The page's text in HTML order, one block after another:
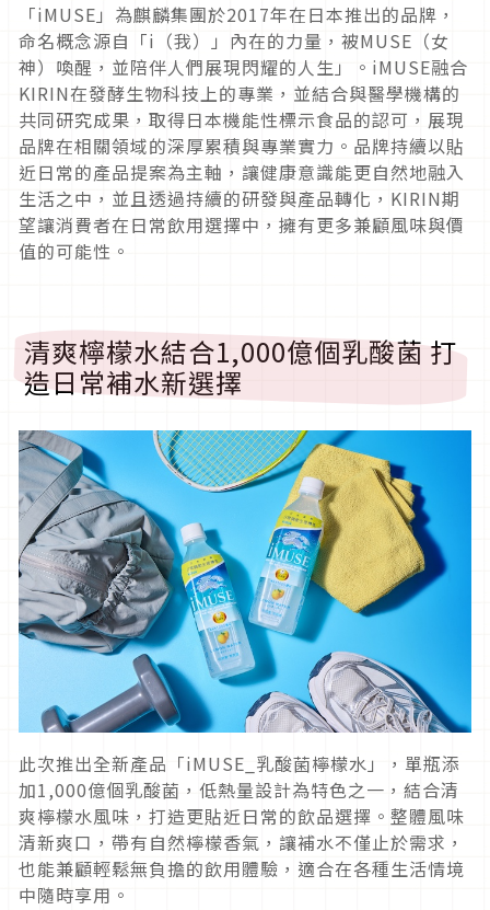
「iMUSE」為麒麟集團於2017年在日本推出的品牌，
命名概念源自「i（我）」內在的力量，被MUSE（女
神）喚醒，並陪伴人們展現閃耀的人生」。iMUSE融合
KIRIN在發酵生物科技上的專業，並結合與醫學機構的
共同研究成果，取得日本機能性標示食品的認可，展現
品牌在相關領域的深厚累積與專業實力。品牌持續以貼
近日常的產品提案為主軸，讓健康意識能更自然地融入
生活之中，並且透過持續的研發與產品轉化，KIRIN期
望讓消費者在日常飲用選擇中，擁有更多兼顧風味與價
值的可能性。
清爽檸檬水結合1,000億個乳酸菌 打
造日常補水新選擇
此次推出全新產品「iMUSE_乳酸菌檸檬水」，單瓶添
加1,000億個乳酸菌，低熱量設計為特色之一，結合清
爽檸檬水風味，打造更貼近日常的飲品選擇。整體風味
清新爽口，帶有自然檸檬香氣，讓補水不僅止於需求，
也能兼顧輕鬆無負擔的飲用體驗，適合在各種生活情境
中隨時享用。